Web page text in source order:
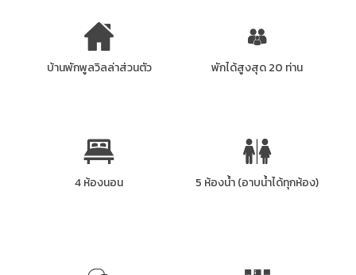
บ้านพักพูลวิลล่าส่วนตัว พักได้สูงสุด 20 ท่าน
4 ห้องนอน 5 ห้องน้ำ (อาบน้ำได้ทุกห้อง)